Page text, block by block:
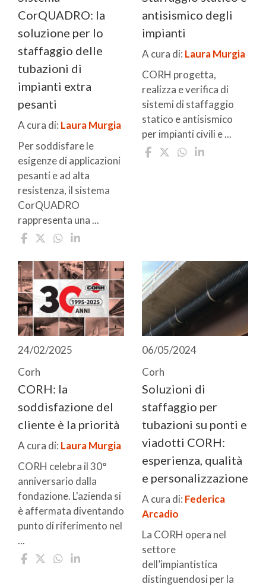
CorQUADRO: la
soluzione per lo
staffaggio delle
tubazioni di
impianti extra
pesanti
A cura di: Laura Murgia
Per soddisfare le
esigenze di applicazioni
pesanti e ad alta
resistenza, il sistema
CorQUADRO
rappresenta una ...
antisismico degli
impianti
A cura di: Laura Murgia
CORH progetta,
realizza e verifica di
sistemi di staffaggio
statico e antisismico
per impianti civili e ...
24/02/2025
Corh
CORH: la
soddisfazione del
cliente è la priorità
A cura di: Laura Murgia
CORH celebra il 30°
anniversario dalla
fondazione. L'azienda si
è affermata diventando
punto di riferimento nel
...
06/05/2024
Corh
Soluzioni di
staffaggio per
tubazioni su ponti e
viadotti CORH:
esperienza, qualità
e personalizzazione
A cura di: Federica
Arcadio
La CORH opera nel
settore
dell’impiantistica
distinguendosi per la